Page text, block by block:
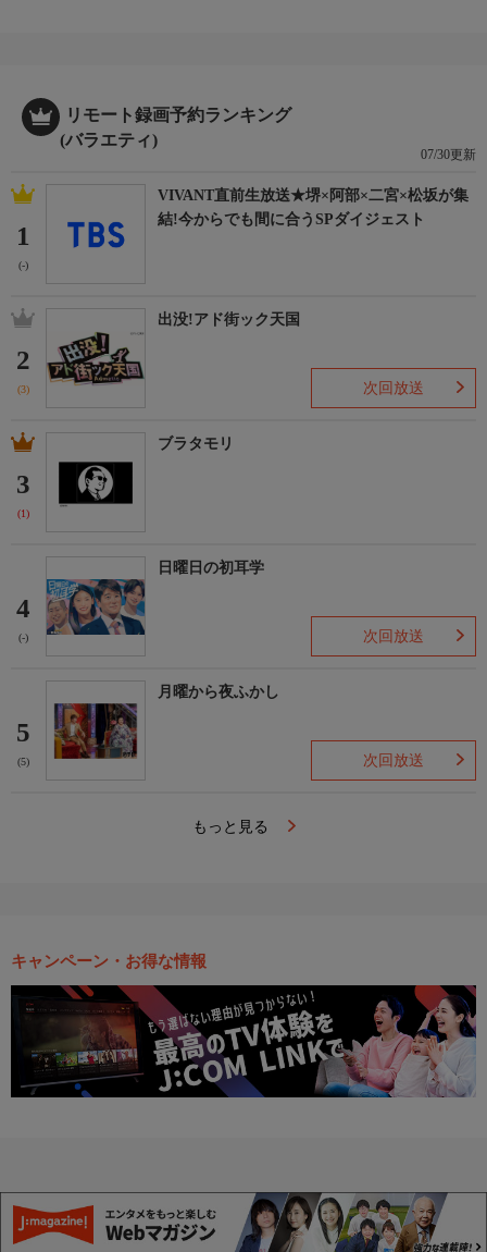
リモート録画予約ランキング
(バラエティ)
07/30更新
1
(-)
VIVANT直前生放送★堺×阿部×二宮×松坂が集
結!今からでも間に合うSPダイジェスト
2
(3)
出没!アド街ック天国
次回放送
3
(1)
ブラタモリ
4
(-)
日曜日の初耳学
次回放送
5
(5)
月曜から夜ふかし
次回放送
もっと見る
キャンペーン・お得な情報